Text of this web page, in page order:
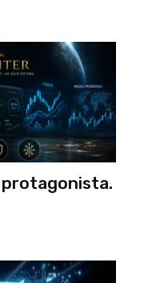
protagonista.